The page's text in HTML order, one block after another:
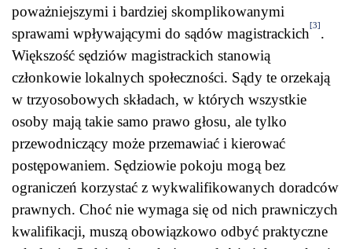
poważniejszymi i bardziej skomplikowanymi
sprawami wpływającymi do sądów magistrackich[3].
Większość sędziów magistrackich stanowią
członkowie lokalnych społeczności. Sądy te orzekają
w trzyosobowych składach, w których wszystkie
osoby mają takie samo prawo głosu, ale tylko
przewodniczący może przemawiać i kierować
postępowaniem. Sędziowie pokoju mogą bez
ograniczeń korzystać z wykwalifikowanych doradców
prawnych. Choć nie wymaga się od nich prawniczych
kwalifikacji, muszą obowiązkowo odbyć praktyczne